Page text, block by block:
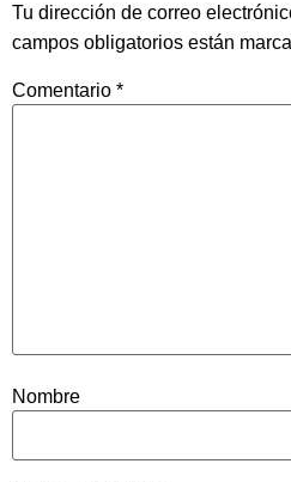
Tu dirección de correo
campos obligatorios están
Comentario *
Nombre